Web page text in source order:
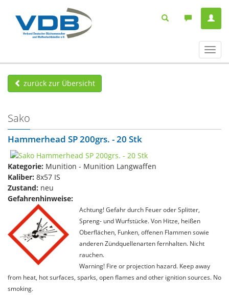
ein-/
zurück zur Übersicht
Sako
Hammerhead SP 200grs. - 20 Stk
Kategorie: Munition - Munition Langwaffen
Kaliber: 8x57 IS
Zustand: neu
Gefahrenhinweise:
Achtung! Gefahr durch Feuer oder Splitter,
Spreng- und Wurfstücke. Von Hitze, heißen
Oberflächen, Funken, offenen Flammen sowie
anderen Zündquellenarten fernhalten. Nicht
rauchen.
Warning! Fire or projection hazard. Keep away
from heat, hot surfaces, sparks, open flames and other ignition sources. No
smoking.